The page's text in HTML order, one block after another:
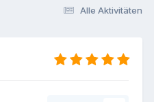
Alle Aktivitäten